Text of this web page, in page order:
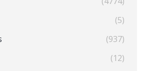
(5)
(937)
(12)